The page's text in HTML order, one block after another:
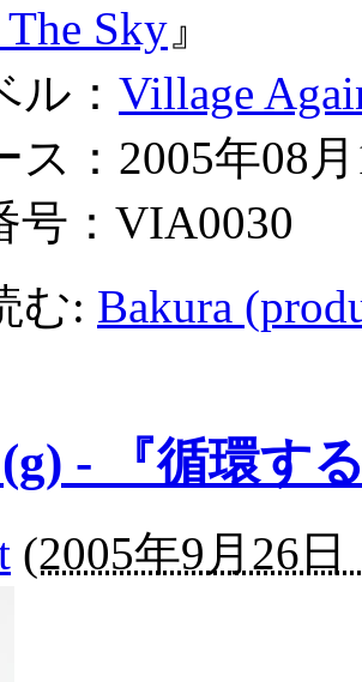
The Sky 』
： Village
：2005年08
：VIA0030
む: Bakura
- 『循環す
(2005年9月26日